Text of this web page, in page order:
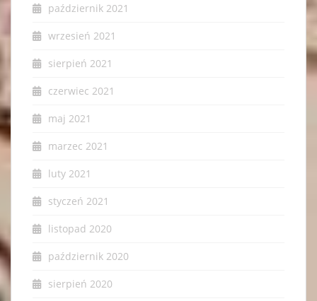
październik 2021
wrzesień 2021
sierpień 2021
czerwiec 2021
maj 2021
marzec 2021
luty 2021
styczeń 2021
listopad 2020
październik 2020
sierpień 2020